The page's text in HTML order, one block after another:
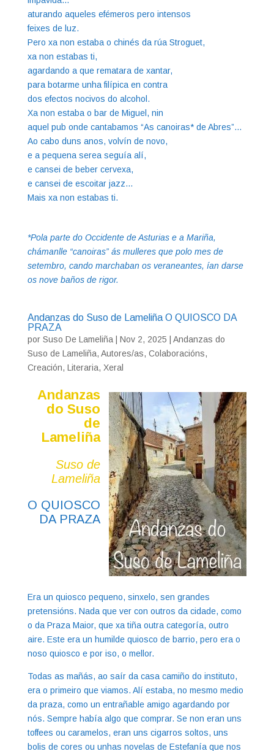
aturando aqueles efémeros pero intensos
feixes de luz.
Pero xa non estaba o chinés da rúa Stroguet,
xa non estabas ti,
agardando a que rematara de xantar,
para botarme unha filípica en contra
dos efectos nocivos do alcohol.
Xa non estaba o bar de Miguel, nin
aquel pub onde cantabamos “As canoiras* de Abres”…
Ao cabo duns anos, volvín de novo,
e a pequena serea seguía alí,
e cansei de beber cervexa,
e cansei de escoitar jazz…
Mais xa non estabas ti.
*Pola parte do Occidente de Asturias e a Mariña,
chámanlle “canoiras” ás mulleres que polo mes de
setembro, cando marchaban os veraneantes, ían darse
os nove baños de rigor.
Andanzas do Suso de Lameliña O QUIOSCO DA
PRAZA
por Suso De Lameliña| Nov 2, 2025
Andanzas do
Suso de Lameliña, Autores/as, Colaboracións,
Creación, Literaria, Xeral
Andanzas
do Suso
de
Lameliña
Suso de
Lameliña
O QUIOSCO
DA PRAZA
Era un quiosco pequeno, sinxelo, sen grandes
pretensións. Nada que ver con outros da cidade, como
o da Praza Maior, que xa tiña outra categoría, outro
aire. Este era un humilde quiosco de barrio, pero era o
noso quiosco e por iso, o mellor.
Todas as mañás, ao saír da casa camiño do instituto,
era o primeiro que viamos. Alí estaba, no mesmo medio
da praza, como un entrañable amigo agardando por
nós. Sempre había algo que comprar. Se non eran uns
toffees ou caramelos, eran uns cigarros soltos, uns
bolis de cores ou unhas novelas de Estefanía que nos